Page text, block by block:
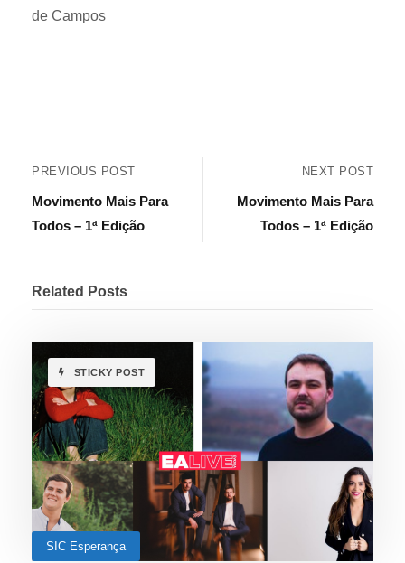
de Campos
PREVIOUS POST
Movimento Mais Para
Todos – 1ª Edição
NEXT POST
Movimento Mais Para
Todos – 1ª Edição
Related Posts
STICKY POST
SIC Esperança